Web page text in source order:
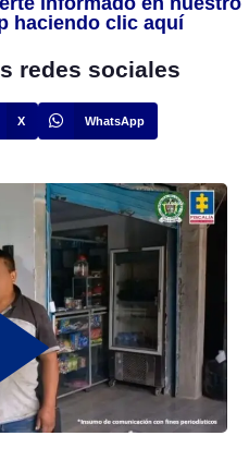
haciendo clic aquí
redes sociales
X WhatsApp